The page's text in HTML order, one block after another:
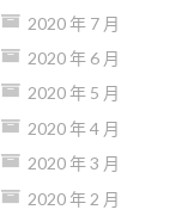
2020 年 7 月
2020 年 6 月
2020 年 5 月
2020 年 4 月
2020 年 3 月
2020 年 2 月